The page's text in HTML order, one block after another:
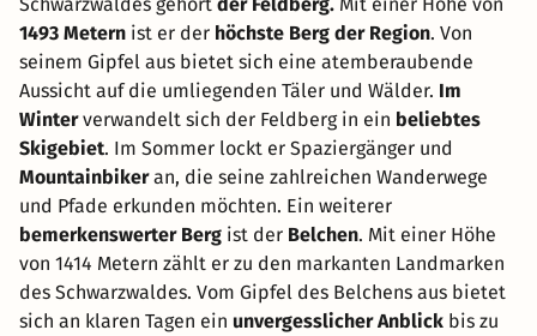
1493 Metern ist er der höchste Berg der Region. Von
seinem Gipfel aus bietet sich eine atemberaubende
Aussicht auf die umliegenden Täler und Wälder. Im
Winterverwandelt sich der Feldberg in ein beliebtes
Skigebiet. Im Sommer lockt er Spaziergänger und
Mountainbikeran, die seine zahlreichen Wanderwege
und Pfade erkunden möchten. Ein weiterer
bemerkenswerter Berg ist der Belchen. Mit einer Höhe
von 1414 Metern zählt er zu den markanten Landmarken
des Schwarzwaldes. Vom Gipfel des Belchens aus bietet
sich an klaren Tagen ein unvergesslicher Anblick bis zu